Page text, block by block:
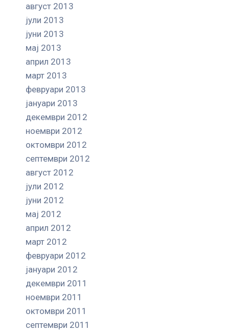
август 2013
јули 2013
јуни 2013
мај 2013
април 2013
март 2013
февруари 2013
јануари 2013
декември 2012
ноември 2012
октомври 2012
септември 2012
август 2012
јули 2012
јуни 2012
мај 2012
април 2012
март 2012
февруари 2012
јануари 2012
декември 2011
ноември 2011
октомври 2011
септември 2011